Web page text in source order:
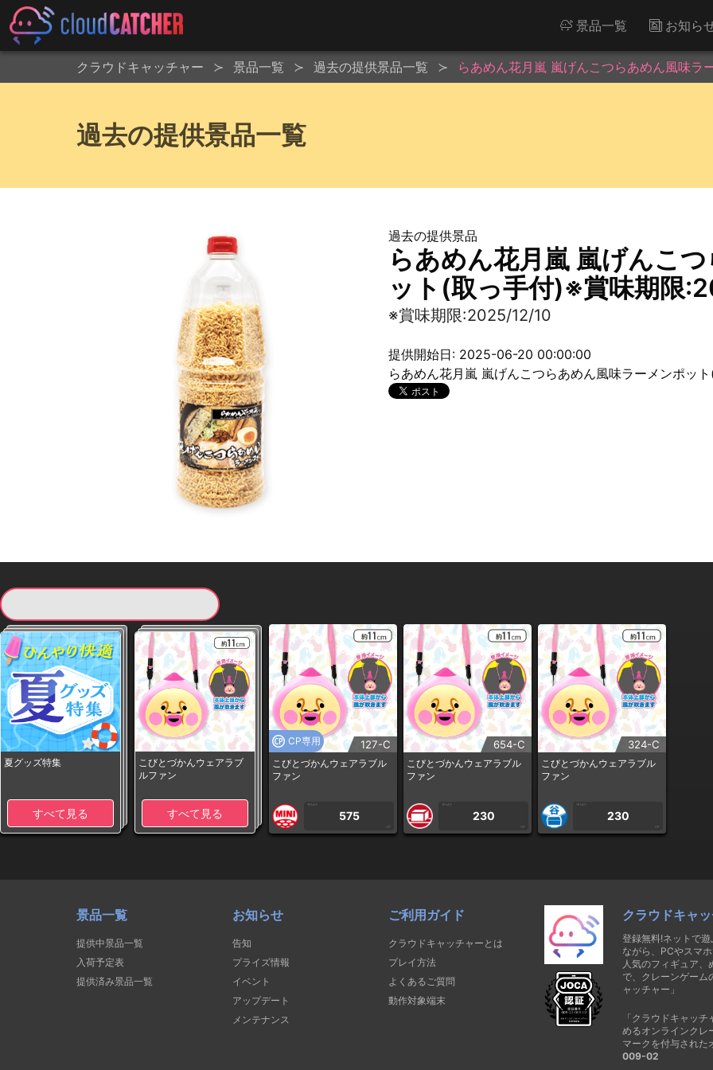
景品一覧 お知ら
クラウドキャッチャー 景品一覧 過去の提供景品一覧 らあめん花月嵐 嵐げんこつらあめん風味
過去の提供景品一覧
過去の提供景品
らあめん花月嵐 嵐げんこ
ット(取っ手付)※賞味期限
※賞味期限:2025/12/10
提供開始日: 2025-06-20 00:00:00
らあめん花月嵐 嵐げんこつらあめん風味ラーメンポッ
夏グッズ特集
すべて見る
こびとづかんウェアラブ
ルファン
すべて見る
CP専用 127-C
こびとづかんウェアラブル
ファン
1PLAY
575
CP
654-C
こびとづかんウェアラブル
ファン
1PLAY
230
CP
324-C
こびとづかんウェアラブル
ファン
1PLAY
230
CP
景品一覧
提供中景品一覧
入荷予定表
提供済み景品一覧
お知らせ
告知
プライズ情報
イベント
アップデート
メンテナンス
ご利用ガイド
クラウドキャッチャーとは
プレイ方法
よくあるご質問
動作対象端末
クラウドキャ
登録無料!ネットで
ながら、PCやスマ
人気のフィギュア
で、クレーンゲーム
ャッチャー」
「クラウドキャッ
めるオンラインクレ
マークを付与された
009-02